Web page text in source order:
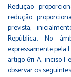
Redução
redução
prevista,
República. No
expressamente pela
artigo 611-A, inciso
observar os